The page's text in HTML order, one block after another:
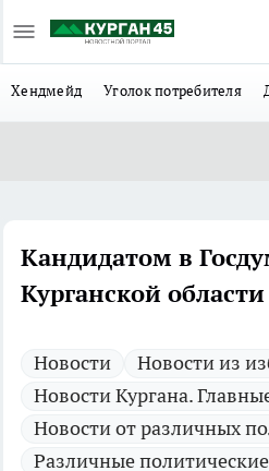
Хендмейд Уголок потребителя
Кандидатом в
Курганской
Новости
Новости из
Новости Кургана.
Новости от различных
Различные